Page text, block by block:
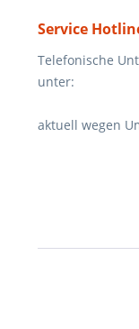
Service
Telefonische
unter:
aktuell wegen